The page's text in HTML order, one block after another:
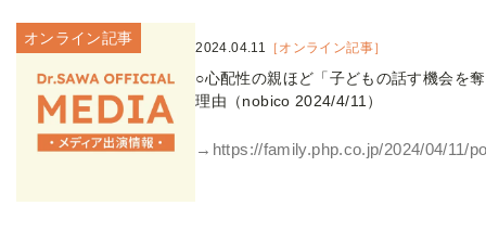
オンライン記事
2024.04.11 ［オンライン記事］
○心配性の親ほど「子どもの話す機会を
理由（nobico 2024/4/11）
→https://family.php.co.jp/2024/04/11/